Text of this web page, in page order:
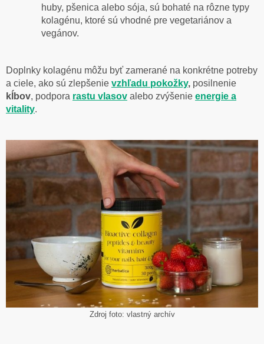
huby, pšenica alebo sója, sú bohaté na rôzne typy
kolagénu, ktoré sú vhodné pre vegetariánov a
vegánov.
Doplnky kolagénu môžu byť zamerané na konkrétne potreby
a ciele, ako sú zlepšenie vzhľadu pokožky, posilnenie
kĺbov, podpora rastu vlasov alebo zvýšenie energie a
vitality.
Zdroj foto: vlastný archív